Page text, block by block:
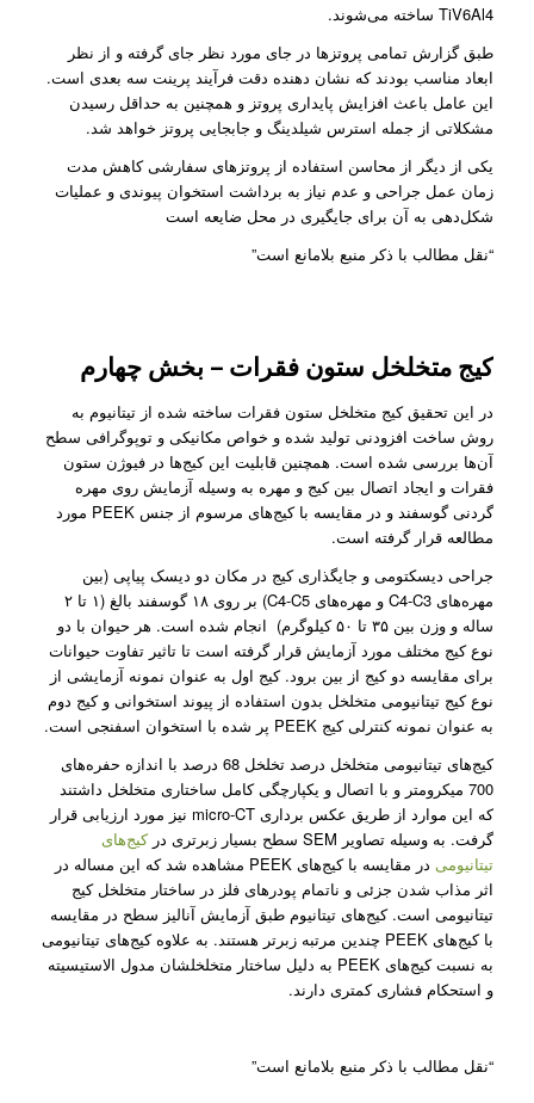
TiV6Al4 ساخته می‌شوند.
طبق گزارش تمامی پروتز‌ها در جای مورد نظر جای گرفته و از نظر
ابعاد مناسب بودند که نشان دهنده دقت فرآیند پرینت سه بعدی است.
این عامل باعث افزایش پایداری پروتز و همچنین به حداقل رسیدن
مشکلاتی از جمله استرس شیلدینگ و جابجایی پروتز خواهد شد.
یکی از دیگر از محاسن استفاده از پروتز‌های سفارشی کاهش مدت
زمان عمل جراحی و عدم نیاز به برداشت استخوان پیوندی و عملیات
شکل‌دهی به آن برای جایگیری در محل ضایعه است
“نقل مطالب با ذکر منبع بلامانع است”
کیج متخلخل ستون فقرات – بخش چهارم
در این تحقیق کیج متخلخل ستون فقرات ساخته شده از تیتانیوم به
روش ساخت افزودنی تولید شده و خواص مکانیکی و توپوگرافی سطح
آن‌ها بررسی شده است. همچنین قابلیت‌ این کیج‌ها در فیوژن ستون
فقرات و ایجاد اتصال بین کیج و مهره به وسیله آزمایش روی مهره
گردنی گوسفند و در مقایسه با کیج‌های مرسوم از جنس PEEK مورد
مطالعه قرار گرفته است.
جراحی دیسکتومی و جایگذاری کیج در مکان دو دیسک پیاپی (بین
مهره‌های C4-C3 و مهره‌های C4-C5) بر روی ۱۸ گوسفند بالغ (۱ تا ۲
ساله و وزن بین ۳۵ تا ۵۰ کیلوگرم) انجام شده است. هر حیوان با دو
نوع کیج مختلف مورد آزمایش قرار گرفته است تا تاثیر تفاوت حیوانات
برای مقایسه دو کیج از بین برود. کیج اول به عنوان نمونه آزمایشی از
نوع کیج تیتانیومی متخلخل بدون استفاده از پیوند‌ استخوانی و کیج دوم
به عنوان نمونه کنترلی کیج‌ PEEK پر شده با استخوان اسفنجی است.
کیج‌های تیتانیومی متخلخل درصد تخلخل 68 درصد با اندازه حفره‌های
700 میکرومتر و با اتصال و یکپارچگی کامل ساختاری متخلخل داشتند
که این موارد از طریق عکس برداری micro-CT نیز مورد ارزیابی قرار
گرفت. به وسیله تصاویر SEM سطح بسیار زبرتری در
کیج‌های
تیتانیومی
در مقایسه با کیج‌های PEEK مشاهده شد که این مساله در
اثر مذاب شدن جزئی و ناتمام پودر‌‌های فلز در ساختار متخلخل کیج
تیتانیومی است. کیج‌های تیتانیوم طبق آزمایش آنالیز سطح در مقایسه
با کیج‌های PEEK چندین مرتبه زبرتر هستند. به علاوه کیج‌های تیتانیومی
به نسبت کیج‌های PEEK به دلیل ساختار متخلخلشان مدول الاستیسیته
و استحکام فشاری کمتری دارند.
“نقل مطالب با ذکر منبع بلامانع است”